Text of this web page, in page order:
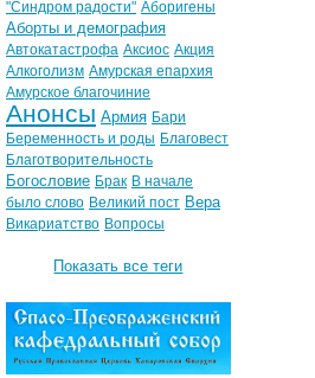
"Синдром радости" Аборигены
Аборты и демография
Автокатастрофа Аксиос Акция
Алкоголизм Амурская епархия
Амурское благочиние
Анонсы Армия Бари
Беременность и роды Благовест
Благотворительность
Богословие Брак В начале
было слово Великий пост Вера
Викариатство Вопросы
Показать все теги